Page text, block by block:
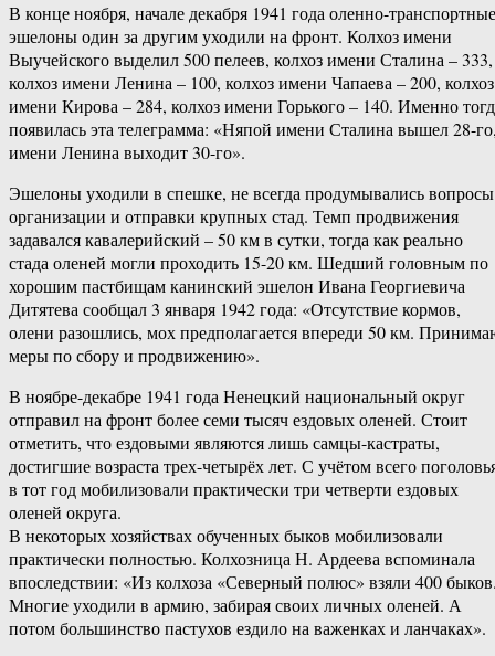
В конце ноября, начале декабря 1941 года оленно-транспортные
эшелоны один за другим уходили на фронт. Колхоз имени
Выучейского выделил 500 пелеев, колхоз имени Сталина – 333,
колхоз имени Ленина – 100, колхоз имени Чапаева – 200, колхоз
имени Кирова – 284, колхоз имени Горького – 140. Именно
появилась эта телеграмма: «Няпой имени Сталина вышел 28-
имени Ленина выходит 30-го».
Эшелоны уходили в спешке, не всегда продумывались вопросы
организации и отправки крупных стад. Темп продвижения
задавался кавалерийский – 50 км в сутки, тогда как реально
стада оленей могли проходить 15-20 км. Шедший головным по
хорошим пастбищам канинский эшелон Ивана Георгиевича
Дитятева сообщал 3 января 1942 года: «Отсутствие кормов,
олени разошлись, мох предполагается впереди 50 км.
меры по сбору и продвижению».
В ноябре-декабре 1941 года Ненецкий национальный округ
отправил на фронт более семи тысяч ездовых оленей. Стоит
отметить, что ездовыми являются лишь самцы-кастраты,
достигшие возраста трех-четырёх лет. С учётом всего
в тот год мобилизовали практически три четверти ездовых
оленей округа.
В некоторых хозяйствах обученных быков мобилизовали
практически полностью. Колхозница Н. Ардеева вспоминала
впоследствии: «Из колхоза «Северный полюс» взяли 400
Многие уходили в армию, забирая своих личных оленей. А
потом большинство пастухов ездило на важенках и ланчаках».